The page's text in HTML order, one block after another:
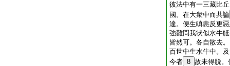
彼法中有一三藏比
國。在大衆中而共論
達。便生瞋恚反更
強難問我状似水牛
皆然可。各自散去
百世中生水牛中。
今者 8 故未得脱。